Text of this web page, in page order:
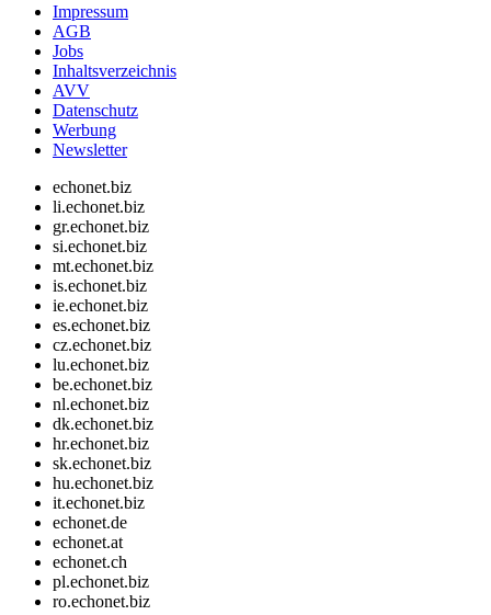
Impressum
AGB
Jobs
Inhaltsverzeichnis
AVV
Datenschutz
Werbung
Newsletter
echonet.biz
li.echonet.biz
gr.echonet.biz
si.echonet.biz
mt.echonet.biz
is.echonet.biz
ie.echonet.biz
es.echonet.biz
cz.echonet.biz
lu.echonet.biz
be.echonet.biz
nl.echonet.biz
dk.echonet.biz
hr.echonet.biz
sk.echonet.biz
hu.echonet.biz
it.echonet.biz
echonet.de
echonet.at
echonet.ch
pl.echonet.biz
ro.echonet.biz